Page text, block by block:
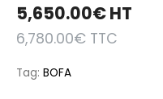
5,650.00€HT
6,780.00€ TTC
Tag: BOFA